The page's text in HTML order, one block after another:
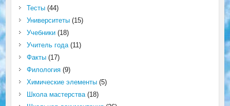
Тесты(44)
Университеты(15)
Учебники(18)
Учитель года(11)
Факты(17)
Филология(9)
Химические элементы(5)
Школа мастерства(18)